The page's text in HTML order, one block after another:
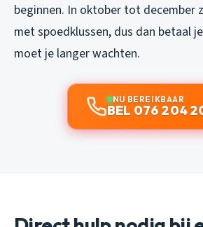
beginnen. In oktober tot december
met spoedklussen, dus dan betaal
moet je langer wachten.
NU BEREIKBAAR
BEL 076 204